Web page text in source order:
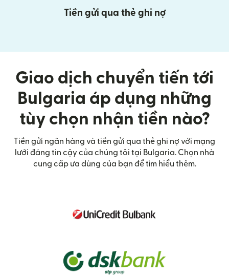
Tiền gửi qua thẻ ghi nợ
Giao dịch chuyển tiến tới
Bulgaria áp dụng những
tùy chọn nhận tiền nào?
Tiền gửi ngân hàng và tiền gửi qua thẻ ghi nợ với mạng
lưới đáng tin cậy của chúng tôi tại Bulgaria. Chọn nhà
cung cấp ưa dùng của bạn để tìm hiểu thêm.